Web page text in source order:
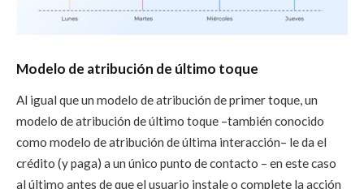
Modelo de atribución de último toque
Al igual que un modelo de atribución de primer toque, un
modelo de atribución de último toque –también conocido
como modelo de atribución de última interacción– le da el
crédito (y paga) a un único punto de contacto – en este caso
al último antes de que el usuario instale o complete la acción